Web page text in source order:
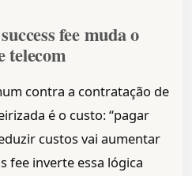
fee muda o
telecom
contra a contratação de
é o custo: “pagar
custos vai aumentar
fee inverte essa lógica